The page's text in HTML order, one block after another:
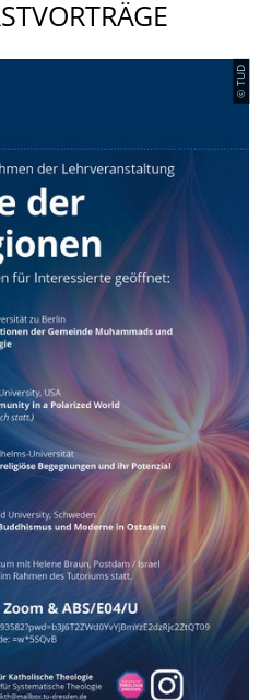
© TUD